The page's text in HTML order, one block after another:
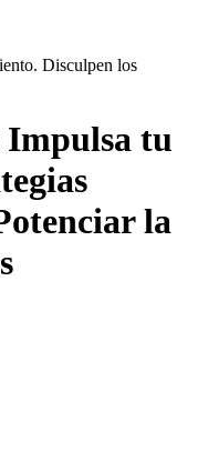
Disculpen los
tu
la